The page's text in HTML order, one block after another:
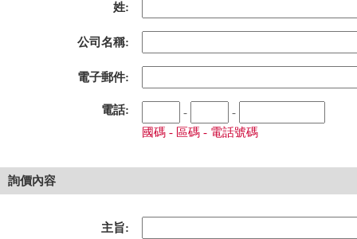
姓:
公司名稱:
電子郵件:
電話: -
-
國碼 - 區碼 - 電話號碼
詢價內容
主旨: